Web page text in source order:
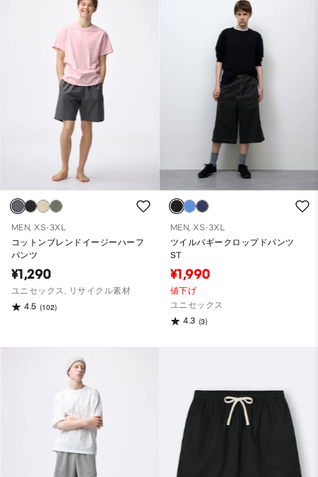
MEN, XS-3XL
コットンブレンドイージーハーフ
パンツ
¥1,290
ユニセックス, リサイクル素材
4.5 (102)
MEN, XS-3XL
ツイルバギークロップドパンツ
ST
¥1,990
値下げ
ユニセックス
4.3 (3)